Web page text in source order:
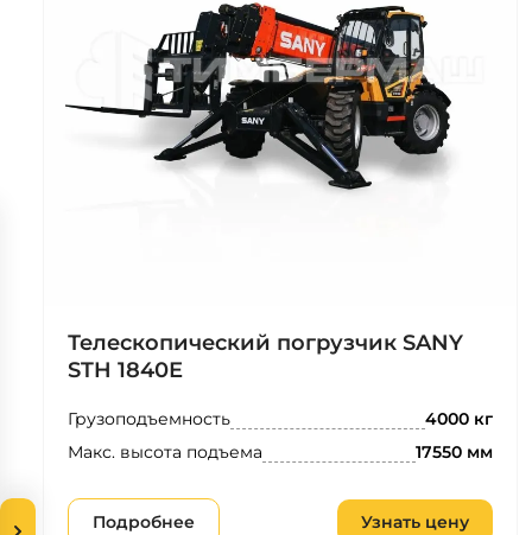
Телескопический погрузчик SANY
STH 1840Е
Грузоподъемность 4000 кг
Макс. высота подъема 17550 мм
Подробнее Узнать цену